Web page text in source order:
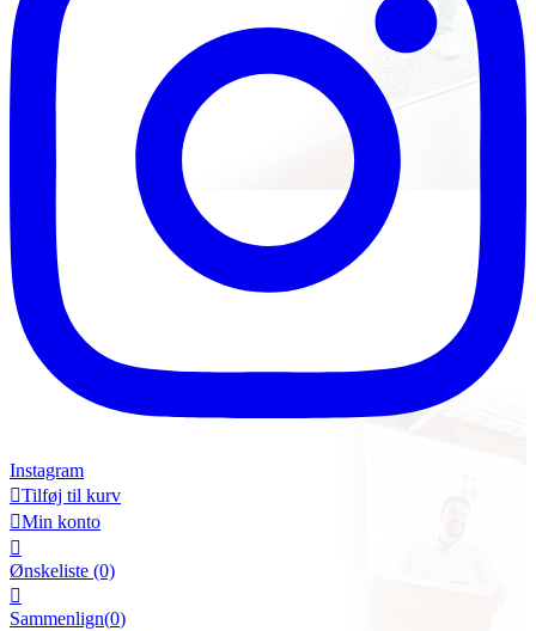
Instagram
Tilføj til kurv
Min konto

Ønskeliste (0)

Sammenlign(0)